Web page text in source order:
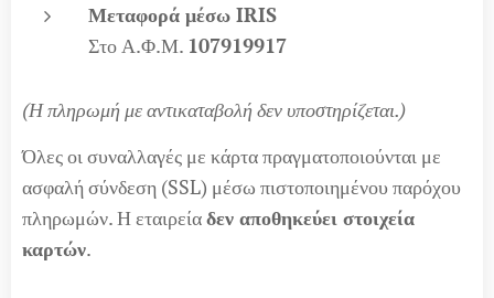
Μεταφορά μέσω IRIS
Στο Α.Φ.Μ. 107919917
(Η πληρωμή με αντικαταβολή δεν υποστηρίζεται.)
Όλες οι συναλλαγές με κάρτα πραγματοποιούνται με
ασφαλή σύνδεση (SSL) μέσω πιστοποιημένου παρόχου
πληρωμών. Η εταιρείαδεν αποθηκεύει στοιχεία
καρτών.